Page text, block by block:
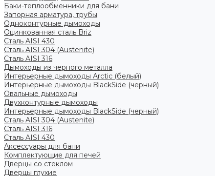
Баки-теплообменники для бани
Запорная арматура, трубы
Одноконтурные дымоходы
Оцинкованная сталь Briz
Сталь AISI 430
Сталь AISI 304 (Austenite)
Сталь AISI 316
Дымоходы из черного металла
Интерьерные дымоходы Arctic (белый)
Интерьерные дымоходы BlackSide (черный)
Овальные дымоходы
Двухконтурные дымоходы
Интерьерные дымоходы BlackSide (черный)
Сталь AISI 304 (Austenite)
Сталь AISI 316
Сталь AISI 430
Аксессуары для бани
Комплектующие для печей
Дверцы со стеклом
Дверцы глухие